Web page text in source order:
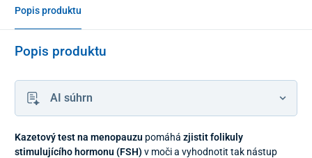
Popis produktu
Popis produktu
AI súhrn
Kazetový test na menopauzu pomáhá zjistit folikuly
stimulujícího hormonu (FSH) v moči a vyhodnotit tak nástup